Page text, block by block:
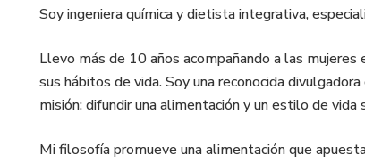
Ya sea que estés
anticonceptivos" es el
comunidad de mujeres
integrativa e informada.
Inscríbete hoy y
Soy ingeniera química y dietista integrativa,
Llevo más de 10 años acompañando a las
sus hábitos de vida. Soy una reconocida
misión: difundir una alimentación y un estilo de
Mi filosofía promueve una alimentación que